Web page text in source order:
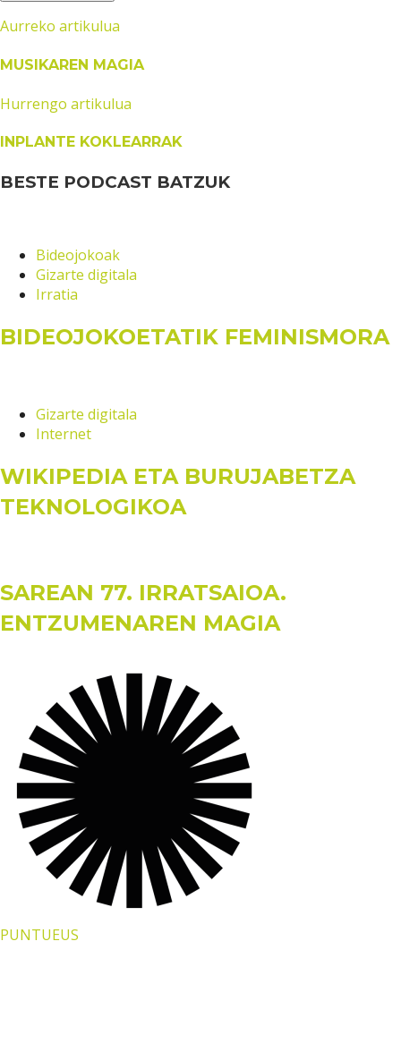
Aurreko artikulua
MUSIKAREN MAGIA
Hurrengo artikulua
INPLANTE KOKLEARRAK
BESTE PODCAST BATZUK
Bideojokoak
Gizarte digitala
Irratia
BIDEOJOKOETATIK FEMINISMORA
Gizarte digitala
Internet
WIKIPEDIA ETA BURUJABETZA
TEKNOLOGIKOA
SAREAN 77. IRRATSAIOA.
ENTZUMENAREN MAGIA
PUNTUEUS